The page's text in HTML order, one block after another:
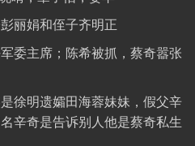
丽娟和侄子齐明正
委主席；陈希被抓，蔡奇嚣张
徐明遗孀田海蓉妹妹，假父辛
辛奇是告诉别人他是蔡奇私生